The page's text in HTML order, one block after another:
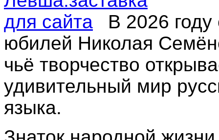
В 2026
юбилей Николая
чьё творчество
удивительный мир
языка.